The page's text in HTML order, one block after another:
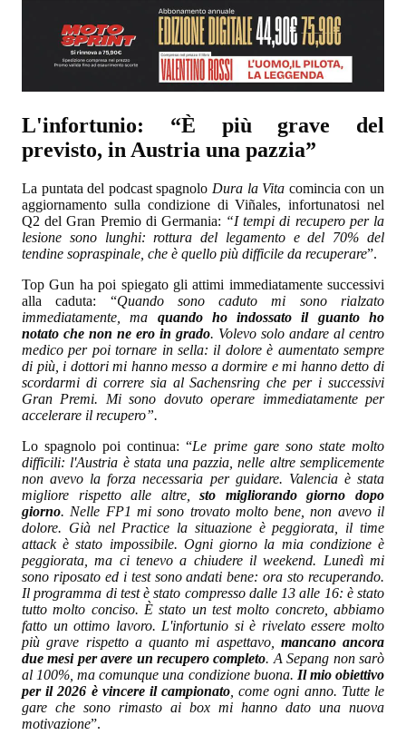
L'infortunio: “È più grave del
previsto, in Austria una pazzia”
La puntata del podcast spagnolo Dura la Vita comincia con un
aggiornamento sulla condizione di Viñales, infortunatosi nel
Q2 del Gran Premio di Germania: “I tempi di recupero per la
lesione sono lunghi: rottura del legamento e del 70% del
tendine sopraspinale, che è quello più difficile da recuperare”.
Top Gun ha poi spiegato gli attimi immediatamente successivi
alla caduta: “Quando sono caduto mi sono rialzato
immediatamente, ma quando ho indossato il guanto ho
notato che non ne ero in grado. Volevo solo andare al centro
medico per poi tornare in sella: il dolore è aumentato sempre
di più, i dottori mi hanno messo a dormire e mi hanno detto di
scordarmi di correre sia al Sachensring che per i successivi
Gran Premi. Mi sono dovuto operare immediatamente per
accelerare il recupero”.
Lo spagnolo poi continua: “Le prime gare sono state molto
difficili: l'Austria è stata una pazzia, nelle altre semplicemente
non avevo la forza necessaria per guidare. Valencia è stata
migliore rispetto alle altre,sto migliorando giorno dopo
giorno. Nelle FP1 mi sono trovato molto bene, non avevo il
dolore. Già nel Practice la situazione è peggiorata, il time
attack è stato impossibile. Ogni giorno la mia condizione è
peggiorata, ma ci tenevo a chiudere il weekend. Lunedì mi
sono riposato ed i test sono andati bene: ora sto recuperando.
Il programma di test è stato compresso dalle 13 alle 16: è stato
tutto molto conciso. È stato un test molto concreto, abbiamo
fatto un ottimo lavoro. L'infortunio si è rivelato essere molto
più grave rispetto a quanto mi aspettavo, mancano ancora
due mesi per avere un recupero completo. A Sepang non sarò
al 100%, ma comunque una condizione buona. Il mio obiettivo
per il 2026 è vincere il campionato , come ogni anno. Tutte le
gare che sono rimasto ai box mi hanno dato una nuova
motivazione”.